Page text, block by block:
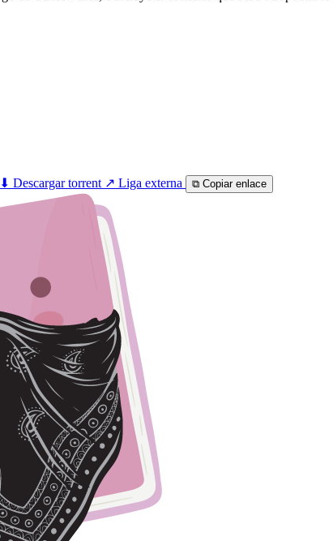
⬇ Descargar torrent ↗ Liga externa ⧉ Copiar enlace